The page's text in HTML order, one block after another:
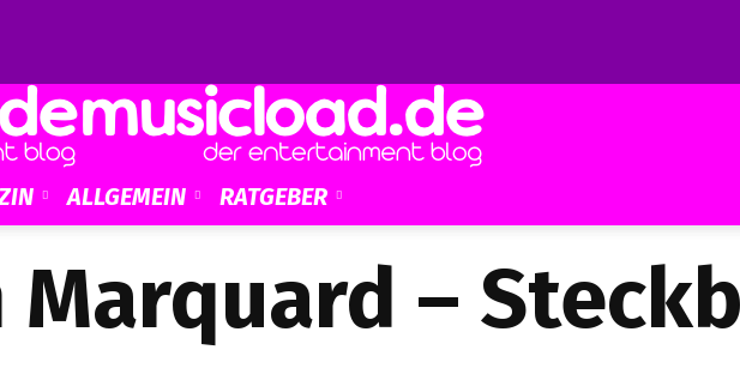
ALLGEMEIN RATGEBER
Marquard –